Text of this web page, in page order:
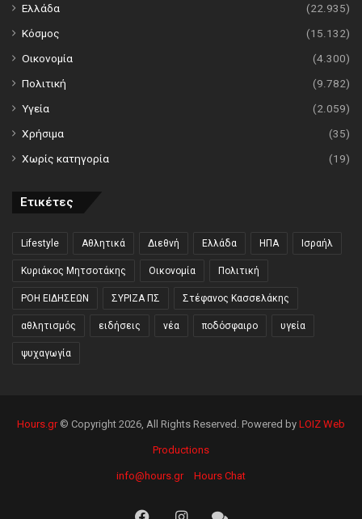
Ελλάδα
(22.935)
Κόσμος
(15.132)
Οικονομία
(4.300)
Πολιτική
(9.782)
Υγεία
(2.059)
Χρήσιμα
(35)
Χωρίς κατηγορία
(19)
Ετικέτες
Lifestyle Αθλητικά Διεθνή Ελλάδα ΗΠΑ Ισραήλ
Κυριάκος Μητσοτάκης Οικονομία Πολιτική
ΡΟΗ ΕΙΔΗΣΕΩΝ ΣΥΡΙΖΑ ΠΣ Στέφανος Κασσελάκης
αθλητισμός ειδήσεις νέα ποδόσφαιρο υγεία
ψυχαγωγία
Hours.gr© Copyright 2026, All Rights Reserved. Powered by LOIZ Web
Productions
info@hours.gr Hours Chat